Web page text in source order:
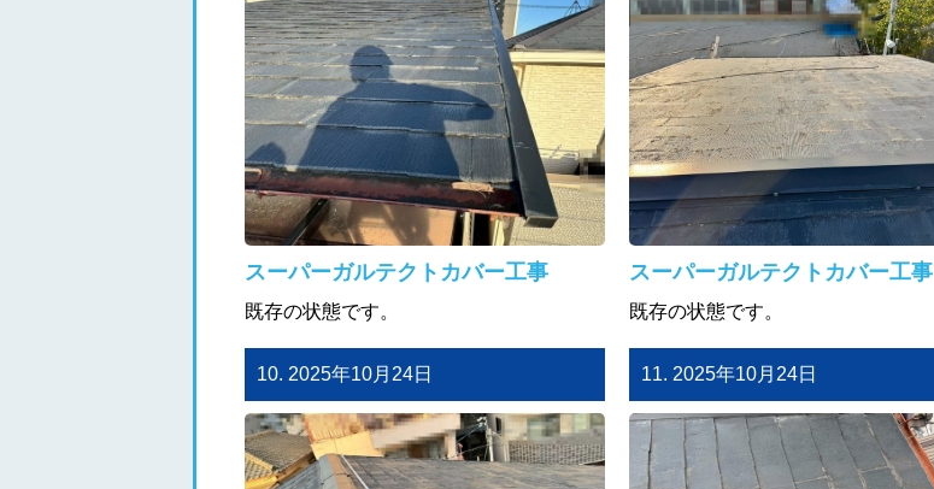
スーパーガルテクトカバー工事
既存の状態です。
スーパーガルテクトカバー工事
既存の状態です。
10. 2025年10月24日 11. 2025年10月24日